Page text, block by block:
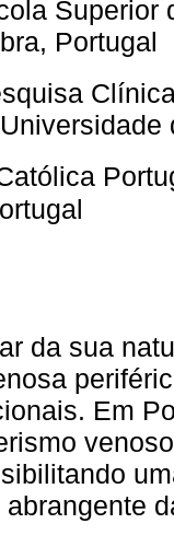
Superior
Portugal
da sua
Em